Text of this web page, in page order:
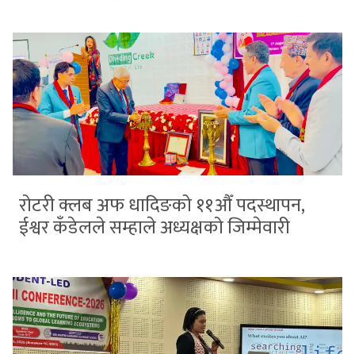
रोटरी क्लब अफ धादिङको ११औँ पदस्थापन,
ईश्वर कँडेलले सम्हाले अध्यक्षको जिम्मेवारी